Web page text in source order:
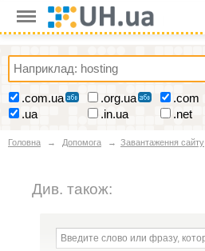
.com.ua .org.ua .com
.ua
.in.ua .net
Головна Допомога Завантаження сайту
Див. також: